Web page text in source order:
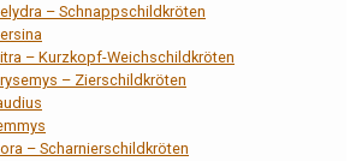
– Schnappschildkröten
– Kurzkopf-Weichschildkröten
– Zierschildkröten
– Scharnierschildkröten